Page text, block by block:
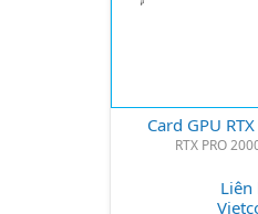
Card GPU
RTX PRO
Liên